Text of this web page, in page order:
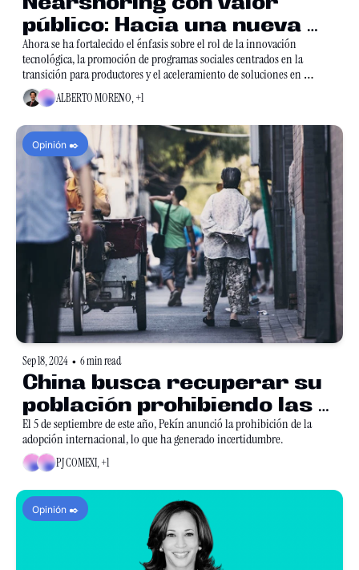
público: Hacia una nueva
política industrial en
México
Ahora se ha fortalecido el énfasis sobre el rol de la innovación
tecnológica, la promoción de programas sociales centrados en la
transición para productores y el aceleramiento de soluciones en
materia de sostenibilidad.
ALBERTO MORENO, +1
Opinión ✒️
Sep 18, 2024 • 6 min read
China busca recuperar su
población prohibiendo las
adopciones
El 5 de septiembre de este año, Pekín anunció la prohibición de la
adopción internacional, lo que ha generado incertidumbre.
PJ COMEXI, +1
Opinión ✒️